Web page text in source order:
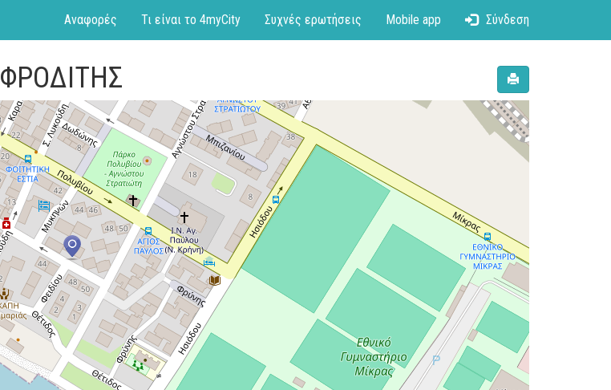
Αναφορές Τι είναι το 4myCity Συχνές ερωτήσεις Mobile app Σύνδεση